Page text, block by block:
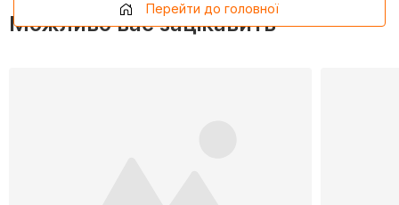
Перейти до головної
Можливо вас зацікавить